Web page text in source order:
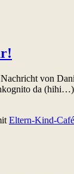
von
da
Eltern-Kind-